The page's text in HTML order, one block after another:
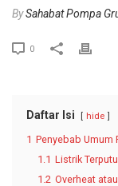
BySahabat Pompa
0
Daftar Isi hide
1 Penyebab Umum
1.1 Listrik
1.2 Overheat